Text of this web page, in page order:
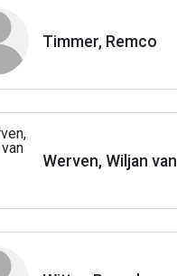
Timmer, Remco
Werven, Wiljan van